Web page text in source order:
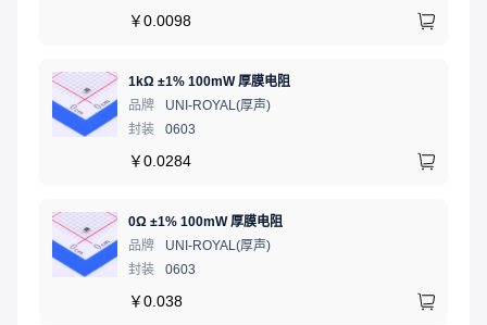
￥0.0098
1kΩ ±1% 100mW 厚膜电阻
品牌
UNI-ROYAL(厚声)
封装
0603
￥0.0284
0Ω ±1% 100mW 厚膜电阻
品牌
UNI-ROYAL(厚声)
封装
0603
￥0.038